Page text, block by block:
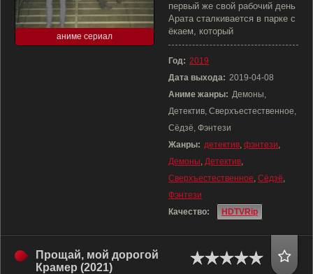
аниме сериал
первый же свой рабочий день
Арата сталкивается в парке с
ёкаем, который
Год: 2019
Дата выхода: 2019-04-08
Аниме жанры: Демоны,
Детектив, Сверхъестественное,
Сёдзё, Фэнтези
Жанры: детектив, фэнтези,
Демоны, Детектив,
Сверхъестественное, Сёдзё,
Фэнтези
Качество:
HDTVRip
Прощай, мой дорогой
Крамер (2021)